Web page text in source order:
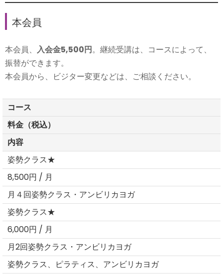
本会員
本会員、 入会金5,500円。継続受講は、コースによって、
振替ができます。
本会員から、ビジター変更などは、ご相談ください。
コース
料金（税込）
内容
姿勢クラス★
8,500円 / 月
月４回姿勢クラス・アンビリカヨガ
姿勢クラス★
6,000円 / 月
月2回姿勢クラス・アンビリカヨガ
姿勢クラス、ピラティス、アンビリカヨガ